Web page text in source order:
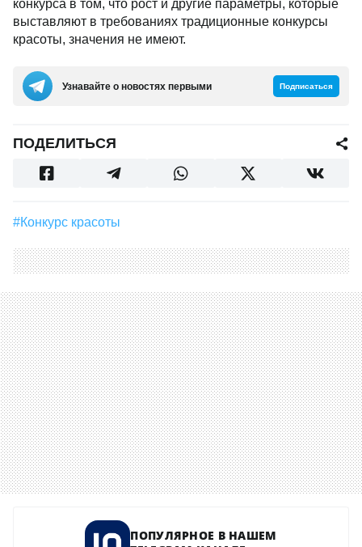
конкурса в том, что рост и другие параметры, которые
выставляют в требованиях традиционные конкурсы
красоты, значения не имеют.
Узнавайте о новостях первыми Подписаться
ПОДЕЛИТЬСЯ
#Конкурс красоты